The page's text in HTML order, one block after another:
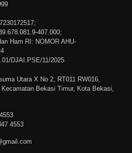
407.000;
Ham RI: NOMOR AHU-
DJAI.PSE/11/2025
Utara X No 2, RT011 RW016,
Bekasi Timur, Kota Bekasi,
4553